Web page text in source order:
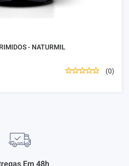
- NATURMIL
(0)
Em 48h